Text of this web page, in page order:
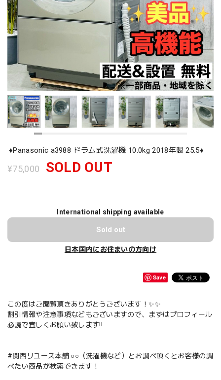
♦️Panasonic a3988 ドラム式洗濯機 10.0kg 2018年製 25.5♦️
¥75,000 SOLD OUT
International shipping available
Sold out
日本国内にお住まいの方向け
Save
この度はご閲覧頂きありがとうございます！✨✨
割引情報や注意事項などもございますので、まずはプロフィール
必読で宜しくお願い致します‼️
#関西リユース本舗 ○○（洗濯機など）とお調べ頂くとお客様の調
べたい商品が検索できます！